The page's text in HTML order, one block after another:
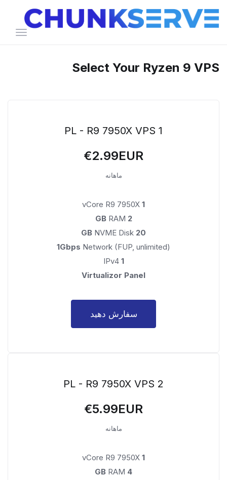
تغییر
Select Your Ryzen 9 VPS
PL - R9 7950X VPS 1
€2.99EUR
ماهانه
1
2 GB
RAM
20 GB
NVME Disk
1Gbps Network (FUP, unlimited)
1
IPv4
Virtualizor Panel
سفارش دهید
PL - R9 7950X VPS 2
€5.99EUR
ماهانه
1
4 GB
RAM